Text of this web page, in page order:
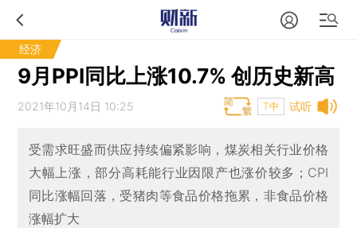
经济
9月PPI同比上涨10.7% 创历史新高
试听
2021年10月14日 10:25 T中
受需求旺盛而供应持续偏紧影响，煤炭相关行业价格
大幅上涨，部分高耗能行业因限产也涨价较多；CPI
同比涨幅回落，受猪肉等食品价格拖累，非食品价格
涨幅扩大